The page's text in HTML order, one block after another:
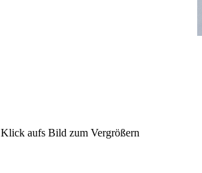
Klick aufs Bild zum Vergrößern